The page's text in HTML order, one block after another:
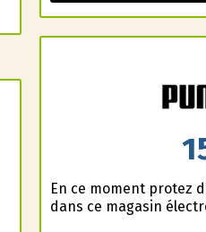
En ce moment profitez
dans ce magasin